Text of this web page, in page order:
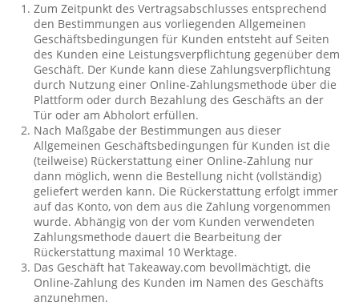
Zum Zeitpunkt des Vertragsabschlusses entsprechend
den Bestimmungen aus vorliegenden Allgemeinen
Geschäftsbedingungen für Kunden entsteht auf Seiten
des Kunden eine Leistungsverpflichtung gegenüber dem
Geschäft. Der Kunde kann diese Zahlungsverpflichtung
durch Nutzung einer Online-Zahlungsmethode über die
Plattform oder durch Bezahlung des Geschäfts an der
Tür oder am Abholort erfüllen.
Nach Maßgabe der Bestimmungen aus dieser
Allgemeinen Geschäftsbedingungen für Kunden ist die
(teilweise) Rückerstattung einer Online-Zahlung nur
dann möglich, wenn die Bestellung nicht (vollständig)
geliefert werden kann. Die Rückerstattung erfolgt immer
auf das Konto, von dem aus die Zahlung vorgenommen
wurde. Abhängig von der vom Kunden verwendeten
Zahlungsmethode dauert die Bearbeitung der
Rückerstattung maximal 10 Werktage.
Das Geschäft hat Takeaway.com bevollmächtigt, die
Online-Zahlung des Kunden im Namen des Geschäfts
anzunehmen.